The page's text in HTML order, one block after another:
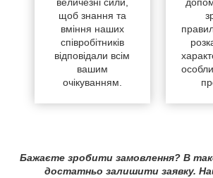
величезні сили,
щоб знання та
вміння наших
співробітників
відповідали всім
вашим
очікуванням.
Бажаєте зробити замовлення? В
достатньо залишити заявку.